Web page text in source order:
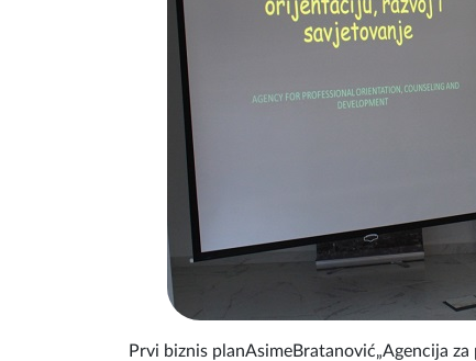
Prvi biznis planAsimeBratanović„Agencija